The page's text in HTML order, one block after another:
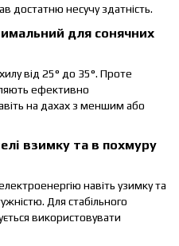
достатню несучу здатність.
для сонячних
від 25° до 35°. Проте
ефективно
на дахах з меншим або
взимку та в похмуру
навіть узимку та
Для стабільного
використовувати